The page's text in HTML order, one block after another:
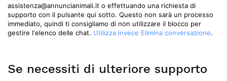
assistenza@annuncianimali.it o effettuando una richiesta di
supporto con il pulsante qui sotto. Questo non sarà un processo
immediato, quindi ti consigliamo di non utilizzare il blocco per
gestire l'elenco delle chat. Utilizza invece Elimina conversazione.
Se necessiti di ulteriore supporto